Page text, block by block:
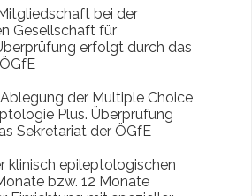
bei der
Gesellschaft für
erfolgt durch das
der Multiple Choice
Plus. Überprüfung
Sekretariat der ÖGfE
klinisch epileptologischen
bzw. 12 Monate